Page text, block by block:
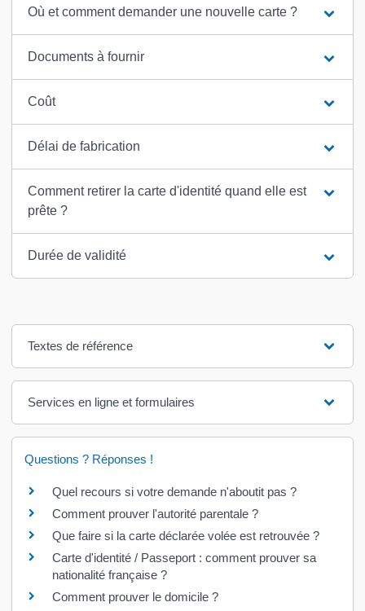
Où et comment demander une nouvelle carte ?
Documents à fournir
Coût
Délai de fabrication
Comment retirer la carte d'identité quand elle est
prête ?
Durée de validité
Textes de référence
Services en ligne et formulaires
Questions ? Réponses !
Quel recours si votre demande n'aboutit pas ?
Comment prouver l'autorité parentale ?
Que faire si la carte déclarée volée est retrouvée ?
Carte d'identité / Passeport : comment prouver sa
nationalité française ?
Comment prouver le domicile ?